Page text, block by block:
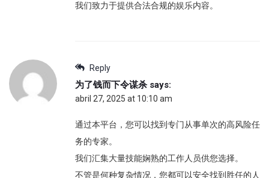
我们致力于提供合法合规的娱乐内容。
Reply
为了钱而下令谋杀 says:
abril 27, 2025 at 10:10 am
通过本平台，您可以找到专门从事单次的高风险任
务的专家。
我们汇集大量技能娴熟的工作人员供您选择。
不管是何种复杂情况，您都可以安全找到胜任的人